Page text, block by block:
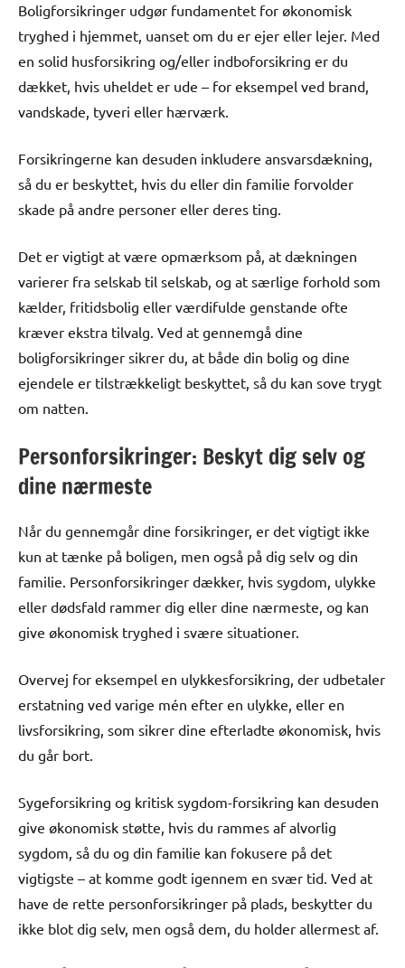
Boligforsikringer udgør fundamentet for økonomisk
tryghed i hjemmet, uanset om du er ejer eller lejer. Med
en solid husforsikring og/eller indboforsikring er du
dækket, hvis uheldet er ude – for eksempel ved brand,
vandskade, tyveri eller hærværk.
Forsikringerne kan desuden inkludere ansvarsdækning,
så du er beskyttet, hvis du eller din familie forvolder
skade på andre personer eller deres ting.
Det er vigtigt at være opmærksom på, at dækningen
varierer fra selskab til selskab, og at særlige forhold som
kælder, fritidsbolig eller værdifulde genstande ofte
kræver ekstra tilvalg. Ved at gennemgå dine
boligforsikringer sikrer du, at både din bolig og dine
ejendele er tilstrækkeligt beskyttet, så du kan sove trygt
om natten.
Personforsikringer: Beskyt dig selv og
dine nærmeste
Når du gennemgår dine forsikringer, er det vigtigt ikke
kun at tænke på boligen, men også på dig selv og din
familie. Personforsikringer dækker, hvis sygdom, ulykke
eller dødsfald rammer dig eller dine nærmeste, og kan
give økonomisk tryghed i svære situationer.
Overvej for eksempel en ulykkesforsikring, der udbetaler
erstatning ved varige mén efter en ulykke, eller en
livsforsikring, som sikrer dine efterladte økonomisk, hvis
du går bort.
Sygeforsikring og kritisk sygdom-forsikring kan desuden
give økonomisk støtte, hvis du rammes af alvorlig
sygdom, så du og din familie kan fokusere på det
vigtigste – at komme godt igennem en svær tid. Ved at
have de rette personforsikringer på plads, beskytter du
ikke blot dig selv, men også dem, du holder allermest af.